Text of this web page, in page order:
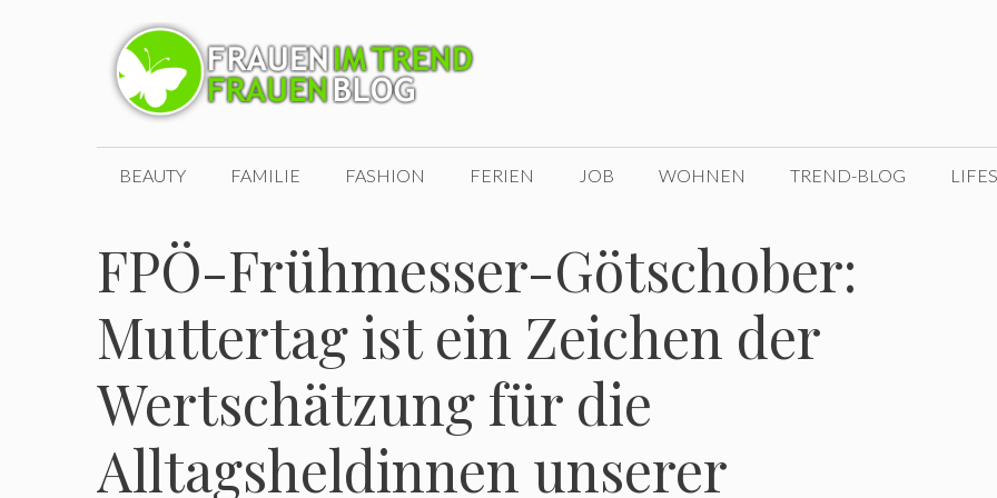
BEAUTY FAMILIE FASHION FERIEN JOB WOHNEN TREND-BLOG
FPÖ-Frühmesser-Götschober:
Muttertag ist ein Zeichen der
Wertschätzung für die
Alltagsheldinnen unserer